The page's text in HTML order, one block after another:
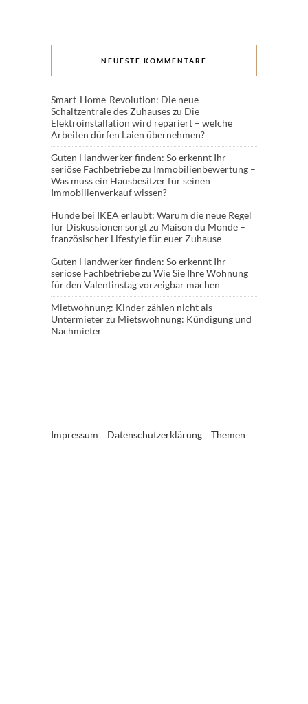
NEUESTE KOMMENTARE
Smart-Home-Revolution: Die neue
Schaltzentrale des Zuhauseszu Die
Elektroinstallation wird repariert – welche
Arbeiten dürfen Laien übernehmen?
Guten Handwerker finden: So erkennt Ihr
seriöse Fachbetriebezu Immobilienbewertung –
Was muss ein Hausbesitzer für seinen
Immobilienverkauf wissen?
Hunde bei IKEA erlaubt: Warum die neue Regel
für Diskussionen sorgtzu Maison du Monde –
französischer Lifestyle für euer Zuhause
Guten Handwerker finden: So erkennt Ihr
seriöse Fachbetriebezu Wie Sie Ihre Wohnung
für den Valentinstag vorzeigbar machen
Mietwohnung: Kinder zählen nicht als
Untermieterzu Mietswohnung: Kündigung und
Nachmieter
Impressum Datenschutzerklärung Themen